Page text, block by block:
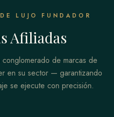
LUJO FUNDADOR
Afiliadas
de marcas de
en su sector — garantizando
se ejecute con precisión.